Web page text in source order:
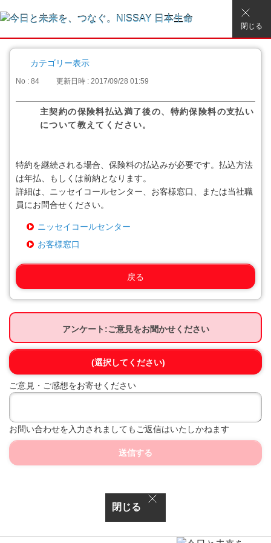
閉じる
カテゴリー表示
No : 84 更新日時 : 2017/09/28 01:59
主契約の保険料払込満了後の、特約保険料の支払い
について教えてください。
特約を継続される場合、保険料の払込みが必要です。払込方法
は年払、もしくは前納となります。
詳細は、ニッセイコールセンター、お客様窓口、または当社職
員にお問合せください。
ニッセイコールセンター
お客様窓口
戻る
アンケート:ご意見をお聞かせください
(選択してください)
ご意見・ご感想をお寄せください
お問い合わせを入力されましてもご返信はいたしかねます
送信する
閉じる